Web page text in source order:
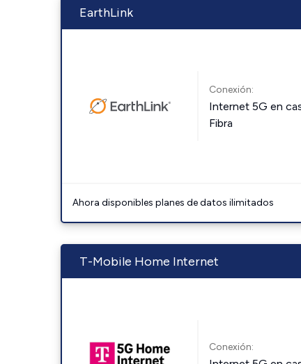
EarthLink
Conexión:
Internet 5G en
Fibra
Ahora disponibles planes de datos ilimitados
T-Mobile Home Internet
Conexión: